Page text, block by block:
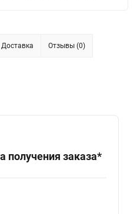
Доставка Отзывы (0)
получения заказа*